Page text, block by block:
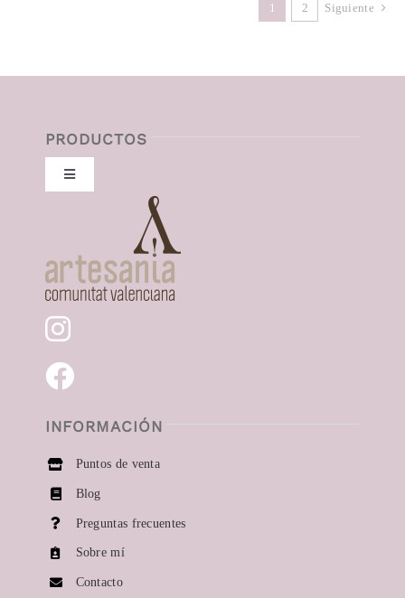
1 2 Siguiente
PRODUCTOS
Toggle
Navigation
Pendientes
Anillos
INFORMACIÓN
Puntos de venta
Blog
Preguntas frecuentes
Sobre mí
Contacto